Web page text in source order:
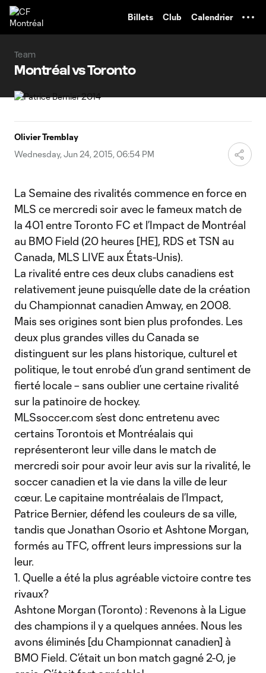
Billets Club Calendrier
Team
Montréal vs Toronto
Olivier Tremblay
Wednesday, Jun 24, 2015, 06:54 PM
La Semaine des rivalités commence en force en
MLS ce mercredi soir avec le fameux match de
la 401 entre Toronto FC et l’Impact de Montréal
au BMO Field (20 heures [HE], RDS et TSN au
Canada, MLS LIVE aux États-Unis).
La rivalité entre ces deux clubs canadiens est
relativement jeune puisqu’elle date de la création
du Championnat canadien Amway, en 2008.
Mais ses origines sont bien plus profondes. Les
deux plus grandes villes du Canada se
distinguent sur les plans historique, culturel et
politique, le tout enrobé d’un grand sentiment de
fierté locale – sans oublier une certaine rivalité
sur la patinoire de hockey.
MLSsoccer.com s’est donc entretenu avec
certains Torontois et Montréalais qui
représenteront leur ville dans le match de
mercredi soir pour avoir leur avis sur la rivalité, le
soccer canadien et la vie dans la ville de leur
cœur. Le capitaine montréalais de l’Impact,
Patrice Bernier, défend les couleurs de sa ville,
tandis que Jonathan Osorio et Ashtone Morgan,
formés au TFC, offrent leurs impressions sur la
leur.
1. Quelle a été la plus agréable victoire contre tes
rivaux?
Ashtone Morgan (Toronto) : Revenons à la Ligue
des champions il y a quelques années. Nous les
avons éliminés [du Championnat canadien] à
BMO Field. C’était un bon match gagné 2-0, je